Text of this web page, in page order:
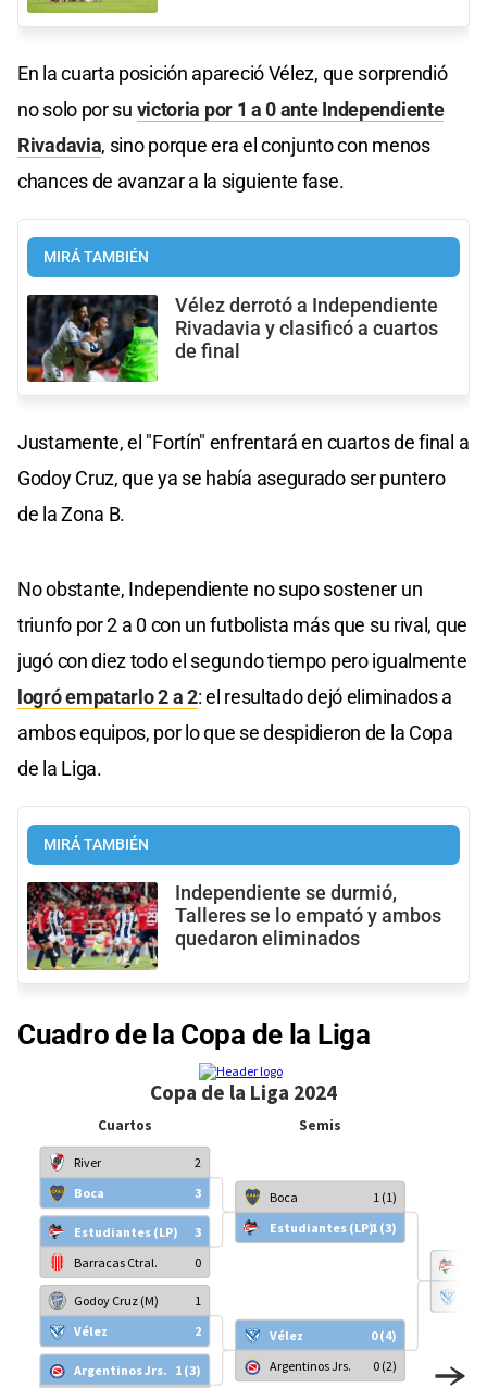
En la cuarta posición apareció Vélez, que sorprendió
no solo por su victoria por 1 a 0 ante Independiente
Rivadavia, sino porque era el conjunto con menos
chances de avanzar a la siguiente fase.
MIRÁ TAMBIÉN
Vélez derrotó a Independiente
Rivadavia y clasificó a cuartos
de final
Justamente, el "Fortín" enfrentará en cuartos de final a
Godoy Cruz, que ya se había asegurado ser puntero
de la Zona B.
No obstante, Independiente no supo sostener un
triunfo por 2 a 0 con un futbolista más que su rival, que
jugó con diez todo el segundo tiempo pero igualmente
logró empatarlo 2 a 2: el resultado dejó eliminados a
ambos equipos, por lo que se despidieron de la Copa
de la Liga.
MIRÁ TAMBIÉN
Independiente se durmió,
Talleres se lo empató y ambos
quedaron eliminados
Cuadro de la Copa de la Liga